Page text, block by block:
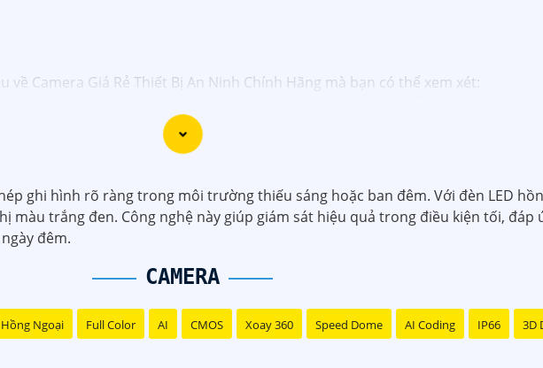
Camera Giá Rẻ Thiết Bị An Ninh Chính Hãng mà bạn có thể xem xét:
dõi khoảng cách xa.
IP công nghệ H.265+ tiết kiệm băng thông. - Độ phân giải 2MP (1920x1080). -
HDCVI 2MP hỗ trợ chất lượng hình ảnh cao. - Lens cố định 3.6mm. -
bằng sáng, chống nhiễu 3D. - Giá phải chăng với chất lượngchắc chắn hơn.
cầu sử dụng và không gian lắp đặt của bạn. Bạn có thể tham khảo thêm
thiết bị an ninh chuyên nghiệp. Chúc bạn tìm được giải pháp an ninh phù hợp!
ghi hình rõ ràng trong môi trường thiếu sáng hoặc ban đêm. Với đèn LED
màu trắng đen. Công nghệ này giúp giám sát hiệu quả trong điều kiện tối, đáp
đêm.
CAMERA
Hồng Ngoại Full Color AI CMOS Xoay 360 Speed Dome AI Coding IP66 3D